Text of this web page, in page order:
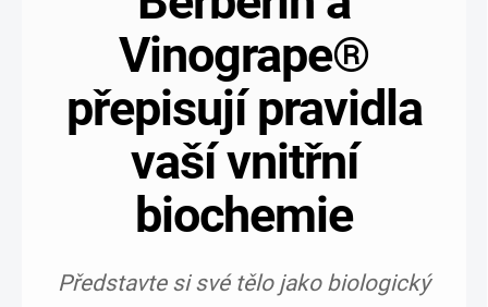
Vinogrape®
přepisují pravidla
vaší vnitřní
biochemie
Představte si své tělo jako biologický